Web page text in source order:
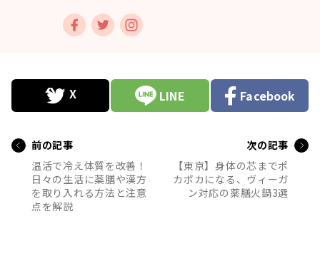
LINE Facebook
前の記事
温活で冷え体質を改善！
日々の生活に薬膳や漢方
を取り入れる方法と注意
点を解説
次の記事
【東京】身体の芯までポ
カポカになる、ヴィーガ
ン対応の薬膳火鍋3選